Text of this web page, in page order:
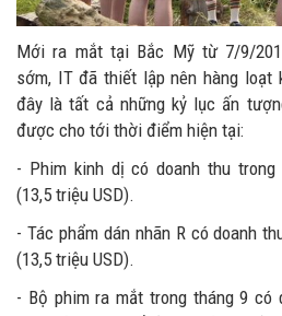
Mới ra mắt tại Bắc Mỹ từ 7/9/
sớm, IT đã thiết lập nên hàng loạt
đây là tất cả những kỷ lục ấn
được cho tới thời điểm hiện tại:
- Phim kinh dị có doanh thu
(13,5 triệu USD).
- Tác phẩm dán nhãn R có doanh
(13,5 triệu USD).
- Bộ phim ra mắt trong tháng 9 có